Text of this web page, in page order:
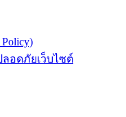
อดภัยเว็บไซต์